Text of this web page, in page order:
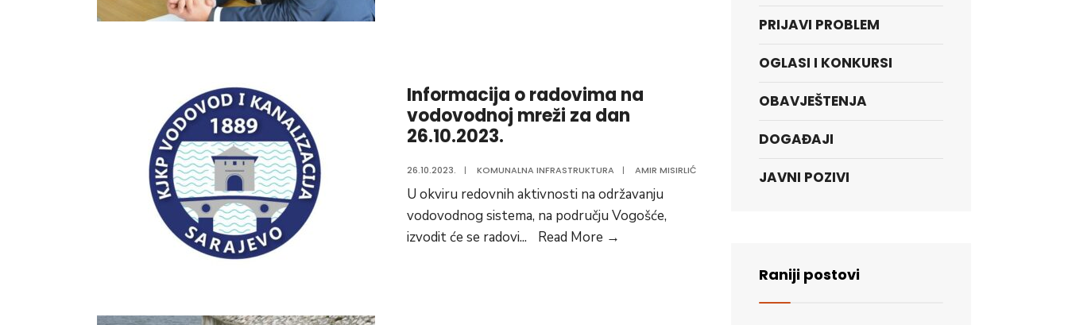
Informacija o radovima na
vodovodnoj mreži za dan
26.10.2023.
26.10.2023. | KOMUNALNA INFRASTRUKTURA | AMIR MISIRLIĆ
U okviru redovnih aktivnosti na održavanju
vodovodnog sistema, na području Vogošće,
izvodit će se radovi... Read More →
PRIJAVI PROBLEM
OGLASI I KONKURSI
OBAVJEŠTENJA
DOGAĐAJI
JAVNI POZIVI
Raniji postovi